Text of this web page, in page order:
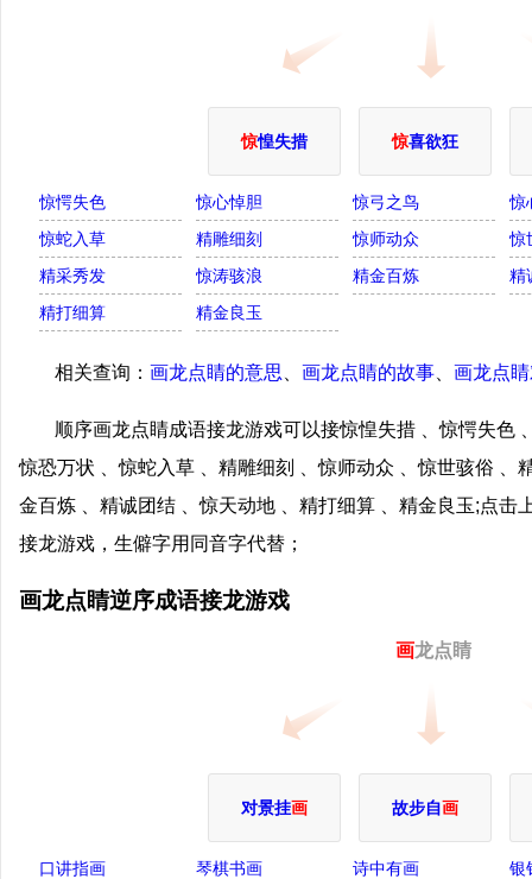
惊惶失措 惊喜欲狂
惊愕失色 惊心悼胆 惊弓之鸟
惊
惊蛇入草
精雕细刻 惊师动众
惊
精采秀发
惊涛骇浪 精金百炼
精
精打细算
精金良玉
相关查询： 画龙点睛的意思 画龙点睛的故事 画龙点
顺序画龙点睛成语接龙游戏可以接惊惶失措 、惊愕失色
惊恐万状 、惊蛇入草 、精雕细刻 、惊师动众 、惊世骇俗 、
金百炼 、精诚团结 、惊天动地 、精打细算 、精金良玉;点击
接龙游戏，生僻字用同音字代替；
画龙点睛逆序成语接龙游戏
画龙点睛
对景挂画 故步自画
口讲指画 琴棋书画 诗中有画
银